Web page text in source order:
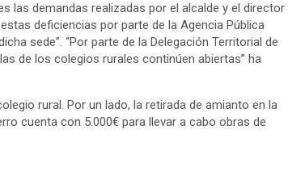
las demandas realizadas por el alcalde y el director
deficiencias por parte de la Agencia Pública
sede”. “Por parte de la Delegación Territorial de
de los colegios rurales continúen abiertas” ha
rural. Por un lado, la retirada de amianto en la
cuenta con 5.000€ para llevar a cabo obras de